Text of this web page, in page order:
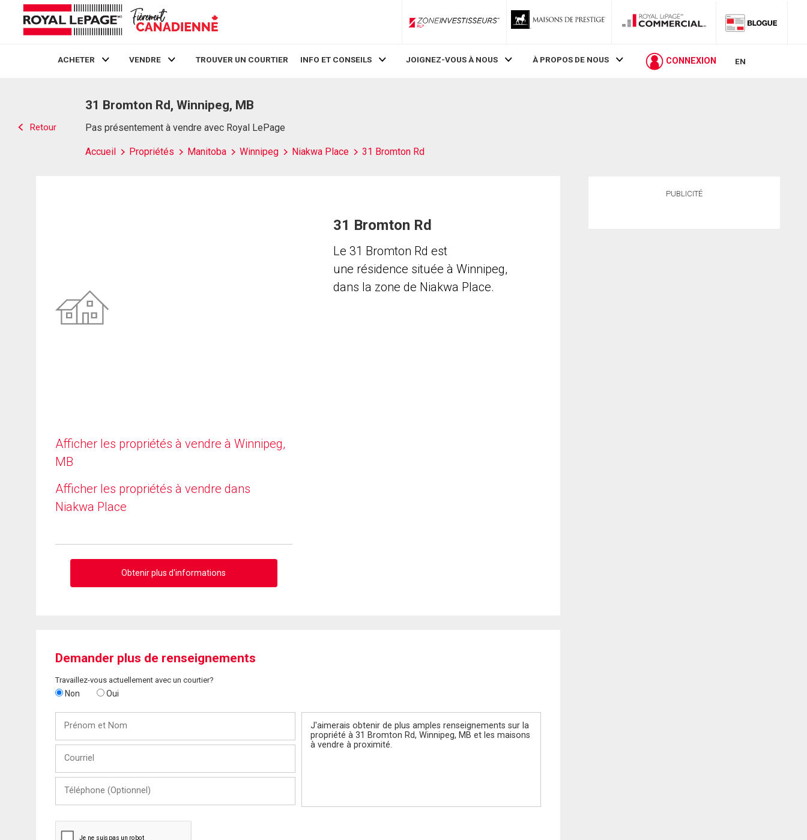
ZoneInvestisseurs RLP
ACHETER VENDRE TROUVER UN COURTIER INFO ET CONSEILS JOIGNEZ-VOUS À NOUS À PROPOS DE NOUS CONNEXION EN
Retour
31 Bromton Rd, Winnipeg, MB
Pas présentement à vendre avec Royal LePage
Accueil Propriétés Manitoba Winnipeg Niakwa Place 31 Bromton Rd
Afficher les propriétés à vendre à Winnipeg,
MB
Afficher les propriétés à vendre dans
Niakwa Place
Obtenir plus d'informations
31 Bromton Rd
Le 31 Bromton Rd est
une résidence située à Winnipeg,
dans la zone de Niakwa Place.
Demander plus de renseignements
Travaillez-vous actuellement avec un courtier?
Non Oui
Nom
(Optionnel)
PUBLICITÉ